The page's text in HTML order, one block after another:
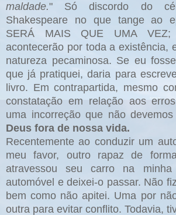
maldade." Só discordo do
Shakespeare no que tange ao
SERÁ MAIS QUE UMA
acontecerão por toda a existência,
natureza pecaminosa. Se eu
que já pratiquei, daria para
livro. Em contrapartida, mesmo
constatação em relação aos
uma incorreção que não devemos
Deus fora de nossa vida.
Recentemente ao conduzir um
meu favor, outro rapaz de
atravessou seu carro na
automóvel e deixei-o passar. Não
bem como não apitei. Uma por
outra para evitar conflito. Todavia,